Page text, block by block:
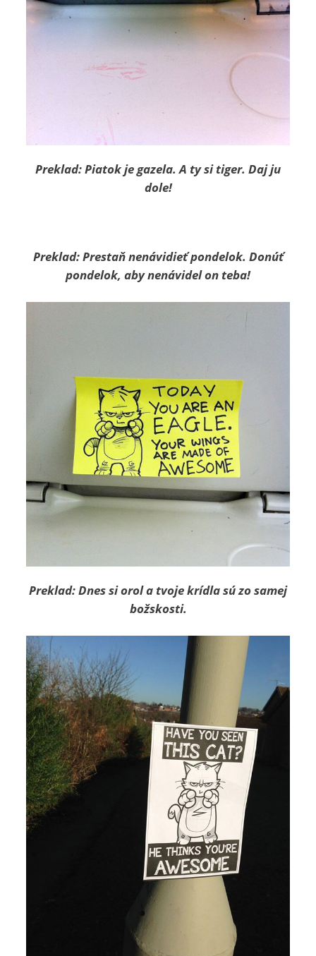
Preklad: Piatok je gazela. A ty si tiger. Daj ju
dole!
Preklad: Prestaň nenávidieť pondelok. Donúť
pondelok, aby nenávidel on teba!
Preklad: Dnes si orol a tvoje krídla sú zo samej
božskosti.